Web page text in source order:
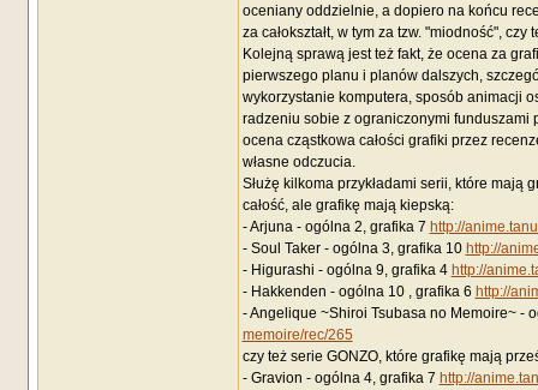
oceniany oddzielnie, a dopiero na końcu
za całokształt, w tym za tzw. "miodność",
Kolejną sprawą jest też fakt, że ocena za
pierwszego planu i planów dalszych,
wykorzystanie komputera, sposób animacji
radzeniu sobie z ograniczonymi funduszami
ocena cząstkowa całości grafiki przez
własne odczucia.
Służę kilkoma przykładami serii, które mają
całość, ale grafikę mają kiepską:
- Arjuna - ogólna 2, grafika 7 http://
- Soul Taker - ogólna 3, grafika 10 http://
- Higurashi - ogólna 9, grafika 4 http://
- Hakkenden - ogólna 10 , grafika 6 http://
- Angelique ~Shiroi Tsubasa no Memoire~ -
memoire/rec/265
czy też serie GONZO, które grafikę mają
- Gravion - ogólna 4, grafika 7 http://